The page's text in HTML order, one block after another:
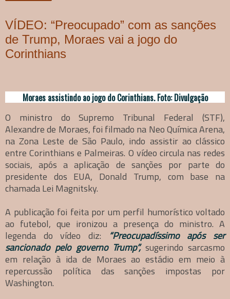
VÍDEO: “Preocupado” com as sanções
de Trump, Moraes vai a jogo do
Corinthians
Moraes assistindo ao jogo do Corinthians. Foto: Divulgação
O ministro do Supremo Tribunal Federal (STF),
Alexandre de Moraes, foi filmado na Neo Química Arena,
na Zona Leste de São Paulo, indo assistir ao clássico
entre Corinthians e Palmeiras. O vídeo circula nas redes
sociais, após a aplicação de sanções por parte do
presidente dos EUA, Donald Trump, com base na
chamada Lei Magnitsky.
A publicação foi feita por um perfil humorístico voltado
ao futebol, que ironizou a presença do ministro. A
legenda do vídeo diz:
“Preocupadíssimo após ser
sancionado pelo governo Trump”,sugerindo sarcasmo
em relação à ida de Moraes ao estádio em meio à
repercussão política das sanções impostas por
Washington.